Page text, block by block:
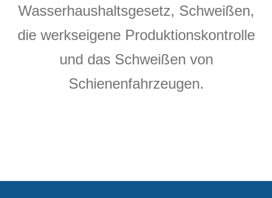
Wasserhaushaltsgesetz, Schweißen,
die werkseigene Produktionskontrolle
und das Schweißen von
Schienenfahrzeugen.